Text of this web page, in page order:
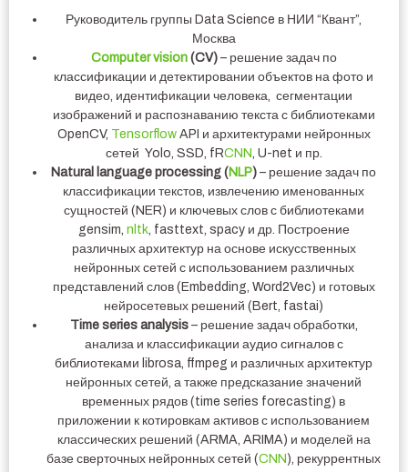
Руководитель группы Data Science в НИИ “Квант”,
Москва
Computer vision(CV)– решение задач по
классификации и детектировании объектов на фото и
видео, идентификации человека, сегментации
изображений и распознаванию текста с библиотеками
OpenCV, TensorflowAPI и архитектурами нейронных
сетей Yolo, SSD, fRCNN, U-net и пр.
Natural language processing ( NLP) – решение задач по
классификации текстов, извлечению именованных
сущностей (NER) и ключевых слов с библиотеками
gensim, nltk, fasttext, spacy и др. Построение
различных архитектур на основе искусственных
нейронных сетей с использованием различных
представлений слов (Embedding, Word2Vec) и готовых
нейросетевых решений (Bert, fastai)
Time series analysis– решение задач обработки,
анализа и классификации аудио сигналов с
библиотеками librosa, ffmpeg и различных архитектур
нейронных сетей, а также предсказание значений
временных рядов (time series forecasting) в
приложении к котировкам активов с использованием
классических решений (ARMA, ARIMA) и моделей на
базе сверточных нейронных сетей (CNN ), рекуррентных